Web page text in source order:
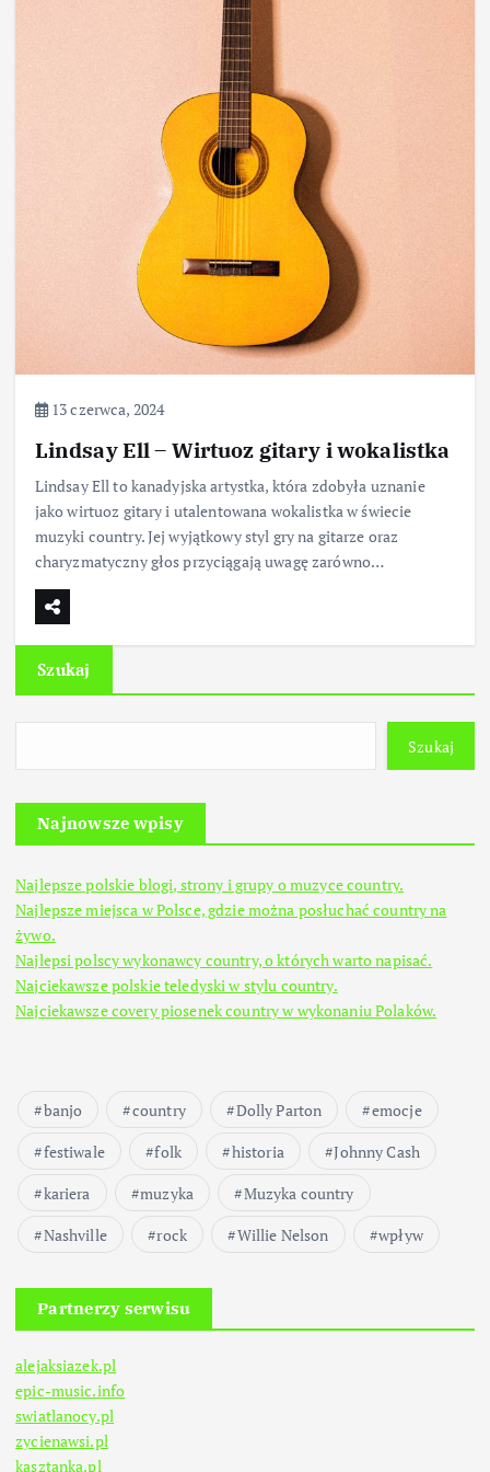
13 czerwca, 2024
Lindsay Ell – Wirtuoz gitary i wokalistka
Lindsay Ell to kanadyjska artystka, która zdobyła uznanie
jako wirtuoz gitary i utalentowana wokalistka w świecie
muzyki country. Jej wyjątkowy styl gry na gitarze oraz
charyzmatyczny głos przyciągają uwagę zarówno…
Szukaj
Szukaj
Najnowsze wpisy
Najlepsze polskie blogi, strony i grupy o muzyce country.
Najlepsze miejsca w Polsce, gdzie można posłuchać country na
żywo.
Najlepsi polscy wykonawcy country, o których warto napisać.
Najciekawsze polskie teledyski w stylu country.
Najciekawsze covery piosenek country w wykonaniu Polaków.
banjo country Dolly Parton
emocje
festiwale
folk historia
Johnny Cash
kariera
muzyka
Muzyka country
Nashville
rock Willie Nelson wpływ
Partnerzy serwisu
alejaksiazek.pl
epic-music.info
swiatlanocy.pl
zycienawsi.pl
kasztanka.pl